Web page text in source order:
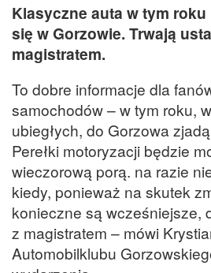
Klasyczne auta w tym
się w Gorzowie. Trwają
magistratem.
To dobre informacje dla
samochodów – w tym roku,
ubiegłych, do Gorzowa
Perełki motoryzacji będzie
wieczorową porą. na razie
kiedy, ponieważ na skutek
konieczne są wcześniejsze,
z magistratem – mówi
Automobilklubu